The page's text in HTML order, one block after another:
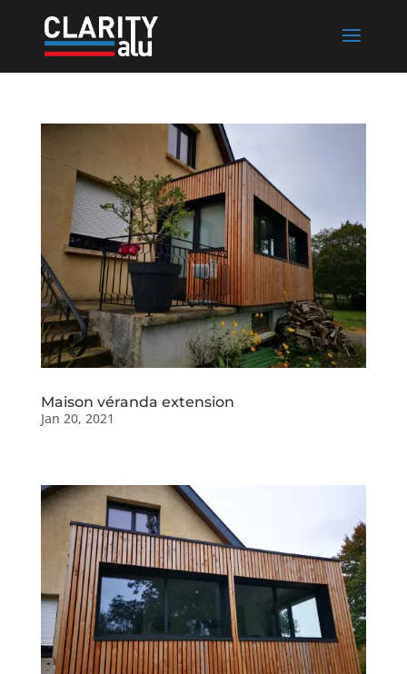
Maison véranda extension
Jan 20, 2021